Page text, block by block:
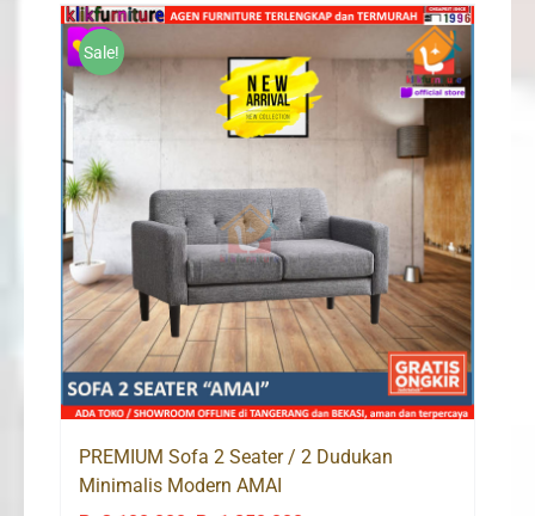
Sale!
PREMIUM Sofa 2 Seater / 2 Dudukan
Minimalis Modern AMAI